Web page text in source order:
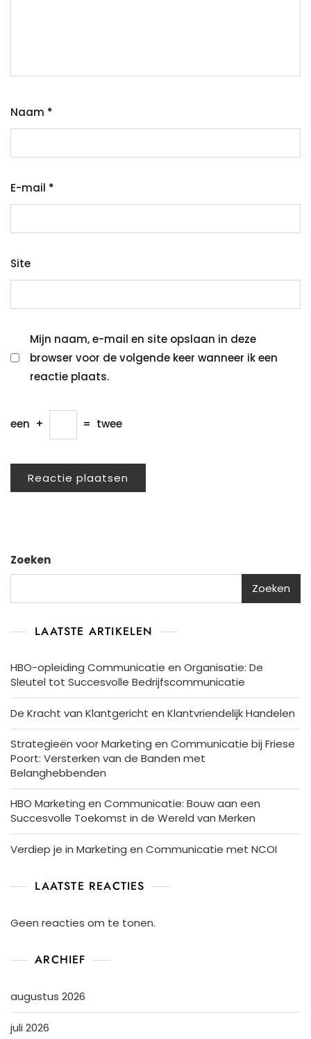
Naam *
E-mail *
Site
Mijn naam, e-mail en site opslaan in deze
browser voor de volgende keer wanneer ik een
reactie plaats.
een + = twee
Zoeken
Zoeken
LAATSTE ARTIKELEN
HBO-opleiding Communicatie en Organisatie: De
Sleutel tot Succesvolle Bedrijfscommunicatie
De Kracht van Klantgericht en Klantvriendelijk Handelen
Strategieën voor Marketing en Communicatie bij Friese
Poort: Versterken van de Banden met
Belanghebbenden
HBO Marketing en Communicatie: Bouw aan een
Succesvolle Toekomst in de Wereld van Merken
Verdiep je in Marketing en Communicatie met NCOI
LAATSTE REACTIES
Geen reacties om te tonen.
ARCHIEF
augustus 2026
juli 2026